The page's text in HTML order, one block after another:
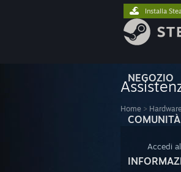
NEGOZIO
COMUNITÀ
Installa
Home >
Accedi